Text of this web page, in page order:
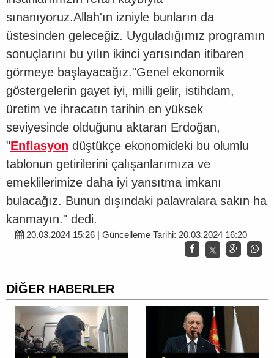
sınanıyoruz.Allah'ın izniyle bunların da
üstesinden geleceğiz. Uyguladığımız programın
sonuçlarını bu yılın ikinci yarısından itibaren
görmeye başlayacağız."Genel ekonomik
göstergelerin gayet iyi, milli gelir, istihdam,
üretim ve ihracatın tarihin en yüksek
seviyesinde olduğunu aktaran Erdoğan,
"Enflasyon düştükçe ekonomideki bu olumlu
tablonun getirilerini çalışanlarımıza ve
emeklilerimize daha iyi yansıtma imkanı
bulacağız. Bunun dışındaki palavralara sakın ha
kanmayın." dedi.
20.03.2024 15:26 | Güncelleme Tarihi: 20.03.2024 16:20
DİĞER HABERLER